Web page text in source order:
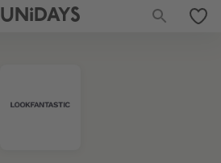
UNiDAYS